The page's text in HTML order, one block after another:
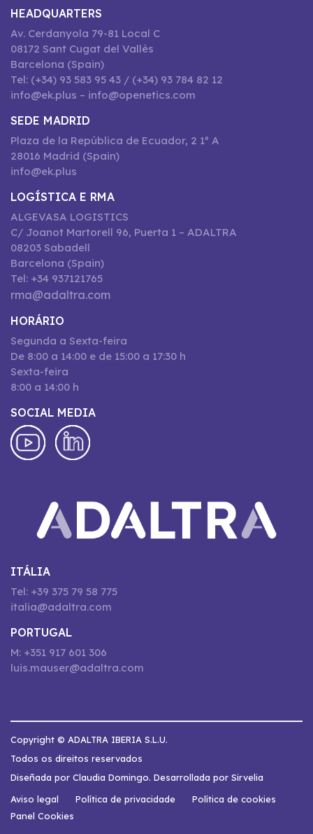
HEADQUARTERS
Av. Cerdanyola 79-81 Local C
08172 Sant Cugat del Vallès
Barcelona (Spain)
Tel: (+34) 93 583 95 43 / (+34) 93 784 82 12
info@ek.plus – info@openetics.com
SEDE MADRID
Plaza de la República de Ecuador, 2 1º A
28016 Madrid (Spain)
info@ek.plus
LOGÍSTICA E RMA
ALGEVASA LOGISTICS
C/ Joanot Martorell 96, Puerta 1 – ADALTRA
08203 Sabadell
Barcelona (Spain)
Tel: +34 937121765
rma@adaltra.com
HORÁRIO
Segunda a Sexta-feira
De 8:00 a 14:00 e de 15:00 a 17:30 h
Sexta-feira
8:00 a 14:00 h
SOCIAL MEDIA
ITÁLIA
Tel: +39 375 79 58 775
italia@adaltra.com
PORTUGAL
M: +351 917 601 306
luis.mauser@adaltra.com
Copyright © ADALTRA IBERIA S.L.U.
Todos os direitos reservados
Diseñada por Claudia Domingo. Desarrollada por Sirvelia
Aviso legal
Política de privacidade
Política de cookies
Panel Cookies